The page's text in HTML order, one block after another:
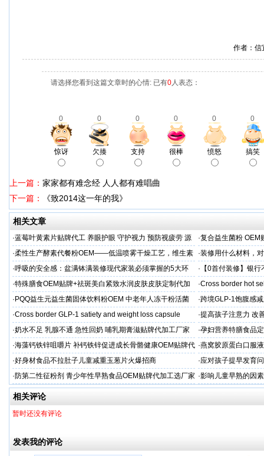
作者：
请选择您看到这篇文章时的心情: 已有0人表态：
0 0 0 0 0 0
惊讶 欠揍 支持 很棒 愤怒 搞笑
上一篇： 家家都有难念经 人人都有难唱曲
下一篇：
《致2014这一年的我》
相关文章
·蓝莓叶黄素片贴牌代工 养眼护眼 守护视力 预防视疲劳 源
头直供
·复合益生菌粉 OEM
业制造商
·柔性生产酵素代餐粉OEM——低温喷雾干燥工艺，维生素
C保留率≥95%
·装修用什么材料，
·呼吸的安全感：盆满钵满装修现代家装必须掌握的5大环
保准则
· 【0首付装修】银
贷，月供少还30%！
·特殊膳食OEM贴牌+祛斑美白紧致水润皮肤皮肤定制代加
工厂家
·Cross border hot
· PQQ益生元益生菌固体饮料粉OEM 中老年人冻干粉活菌
粉贴牌代加工
·跨境GLP-1饱腹感
·Cross border GLP-1 satiety and weight loss capsule ·提高孩子注意力 改
·奶水不足 乳腺不通 急性回奶 哺乳期膏滋贴牌代加工厂家 ·孕妇营养特膳食品
工厂
·海藻钙铁锌咀嚼片 补钙铁锌促进成长骨骼健康OEM贴牌代
加工
·燕窝胶原蛋白口服
牌
·好身材食品不拉肚子儿童减重玉葱片火爆招商 ·应对孩子提早发育
答案
·防第二性征粉剂 青少年性早熟食品OEM贴牌代加工选厂家 ·影响儿童早熟的因
代工厂
相关评论
暂时还没有评论
发表我的评论